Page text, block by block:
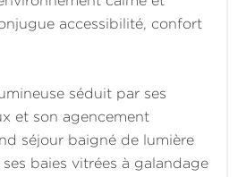
accessibilité, confort
séduit par ses
et son agencement
séjour baigné de lumière
baies vitrées à galandage